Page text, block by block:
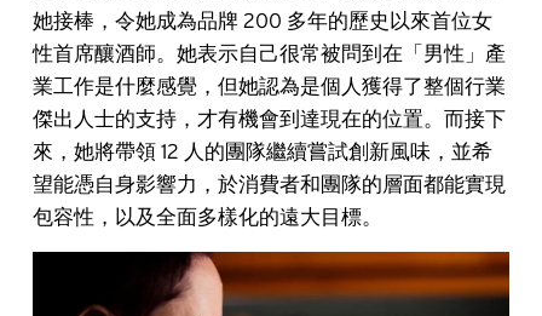
她接棒，令她成為品牌 200 多年的歷史以來首位女
性首席釀酒師。她表示自己很常被問到在「男性」產
業工作是什麼感覺，但她認為是個人獲得了整個行業
傑出人士的支持，才有機會到達現在的位置。而接下
來，她將帶領 12 人的團隊繼續嘗試創新風味，並希
望能憑自身影響力，於消費者和團隊的層面都能實現
包容性，以及全面多樣化的遠大目標。